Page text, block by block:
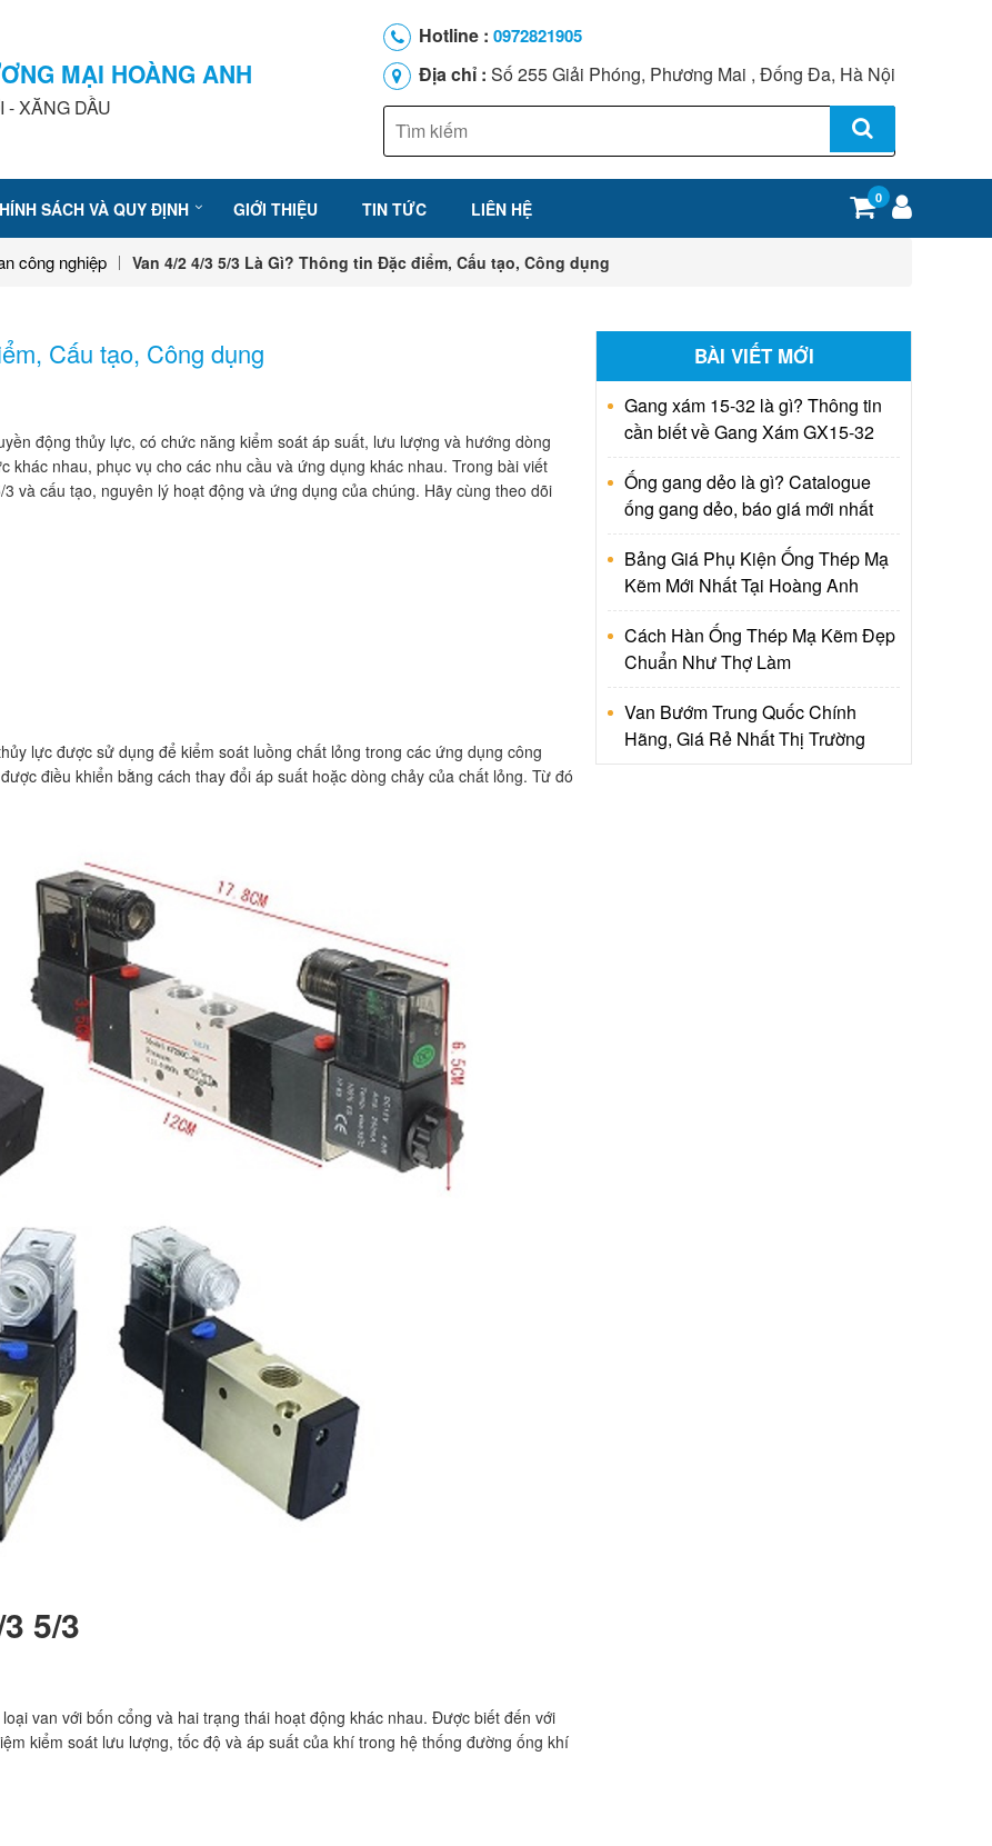
MẠI HOÀNG ANH
- XĂNG DẦU
Hotline : 0972821905
Địa chỉ : Số 255 Giải Phóng, Phương Mai , Đống Đa, Hà Nội
SÁCH VÀ QUY ĐỊNH GIỚI THIỆU TIN TỨC LIÊN HỆ
0
công nghiệp Van 4/2 4/3 5/3 Là Gì? Thông tin Đặc điểm, Cấu tạo, Công dụng
Cấu tạo, Công dụng
động thủy lực, có chức năng kiểm soát áp suất, lưu lượng và hướng dòng
khác nhau, phục vụ cho các nhu cầu và ứng dụng khác nhau. Trong bài viết
và cấu tạo, nguyên lý hoạt động và ứng dụng của chúng. Hãy cùng theo dõi
lực được sử dụng để kiểm soát luồng chất lỏng trong các ứng dụng công
điều khiển bằng cách thay đổi áp suất hoặc dòng chảy của chất lỏng. Từ đó
5/3
van với bốn cổng và hai trạng thái hoạt động khác nhau. Được biết đến với
kiểm soát lưu lượng, tốc độ và áp suất của khí trong hệ thống đường ống khí
BÀI VIẾT MỚI
Gang xám 15-32 là gì? Thông tin
cần biết về Gang Xám GX15-32
Ống gang dẻo là gì? Catalogue
ống gang dẻo, báo giá mới nhất
Bảng Giá Phụ Kiện Ống Thép Mạ
Kẽm Mới Nhất Tại Hoàng Anh
Cách Hàn Ống Thép Mạ Kẽm Đẹp
Chuẩn Như Thợ Làm
Van Bướm Trung Quốc Chính
Hãng, Giá Rẻ Nhất Thị Trường